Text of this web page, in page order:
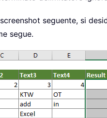
seguente, si
segue.